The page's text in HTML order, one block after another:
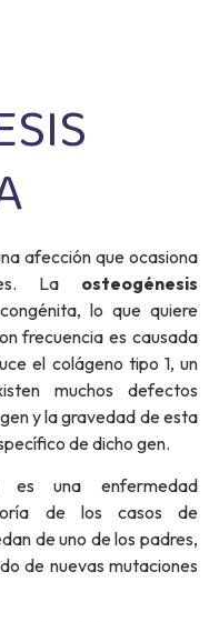
afección que ocasiona
La osteogénesis
lo que quiere
frecuencia es causada
el colágeno tipo 1, un
muchos defectos
y la gravedad de esta
de dicho gen.
es una enfermedad
de los casos de
de uno de los padres,
de nuevas mutaciones